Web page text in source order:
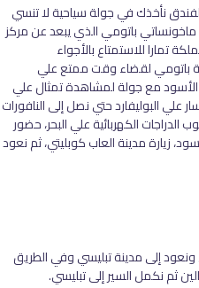
نأخذك في جولة سياحية لا تنسي
باتومي الذي يبعد عن مركز
جسر الملكة تمارا للاستمتاع بالأجواء
باتومي لقضاء وقت ممتع علي
مع جولة لمشاهدة تمثال علي
علي البوليفارد حتي نصل إلى النافورات
الكهربائية علي البحر، حضور
زيارة مدينة العاب كوبليتي، ثم نعود
ونعود إلى مدينة تبليسي وفي الطريق
ثم نكمل السير إلى تبليسي.